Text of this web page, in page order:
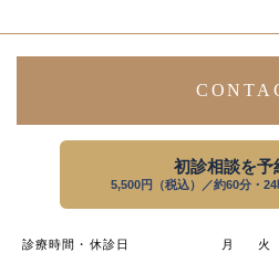
初診相談を予
5,500円（税込）／約60分・
診療時間・休診日 月 火